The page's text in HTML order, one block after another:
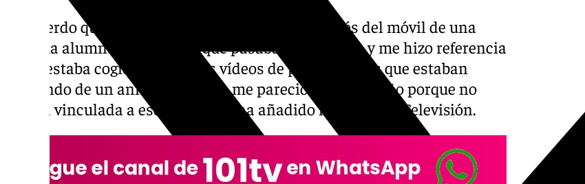
«Recuerdo que fue sobre la marcha. Se hizo a través del móvil de una
antigua alumna que tuve yo, que pasaba por Málaga, y me hizo referencia
a que estaba cogiendo muchos vídeos de profesionales que estaban
hablando de un aniversario y no me pareció nada extraño porque no
estaba vinculada a ese proyecto», ha añadido la edil a 101 Televisión.